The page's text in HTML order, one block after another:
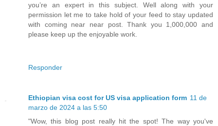
you’re an expert in this subject. Well along with your
permission let me to take hold of your feed to stay updated
with coming near near post. Thank you 1,000,000 and
please keep up the enjoyable work.
Responder
Ethiopian visa cost for US visa application form 11 de
marzo de 2024 a las 5:50
"Wow, this blog post really hit the spot! The way you've